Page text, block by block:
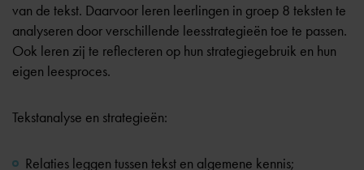
van de tekst. Daarvoor leren leerlingen in groep 8 teksten te
analyseren door verschillende leesstrategieën toe te passen.
Ook leren zij te reflecteren op hun strategiegebruik en hun
eigen leesproces.
Tekstanalyse en strategieën:
Relaties leggen tussen tekst en algemene kennis;